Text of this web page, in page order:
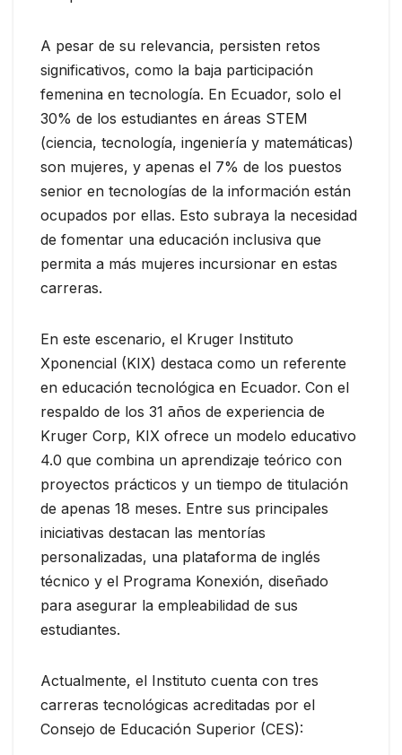
A pesar de su relevancia, persisten retos
significativos, como la baja participación
femenina en tecnología. En Ecuador, solo el
30% de los estudiantes en áreas STEM
(ciencia, tecnología, ingeniería y matemáticas)
son mujeres, y apenas el 7% de los puestos
senior en tecnologías de la información están
ocupados por ellas. Esto subraya la necesidad
de fomentar una educación inclusiva que
permita a más mujeres incursionar en estas
carreras.
En este escenario, el Kruger Instituto
Xponencial (KIX) destaca como un referente
en educación tecnológica en Ecuador. Con el
respaldo de los 31 años de experiencia de
Kruger Corp, KIX ofrece un modelo educativo
4.0 que combina un aprendizaje teórico con
proyectos prácticos y un tiempo de titulación
de apenas 18 meses. Entre sus principales
iniciativas destacan las mentorías
personalizadas, una plataforma de inglés
técnico y el Programa Konexión, diseñado
para asegurar la empleabilidad de sus
estudiantes.
Actualmente, el Instituto cuenta con tres
carreras tecnológicas acreditadas por el
Consejo de Educación Superior (CES):